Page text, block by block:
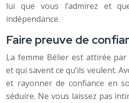
lui que vous l’admirez et
indépendance.
Faire preuve de
La femme Bélier est attirée par
et qui savent ce qu’ils veulent.
et rayonner de confiance en
séduire. Ne vous laissez pas